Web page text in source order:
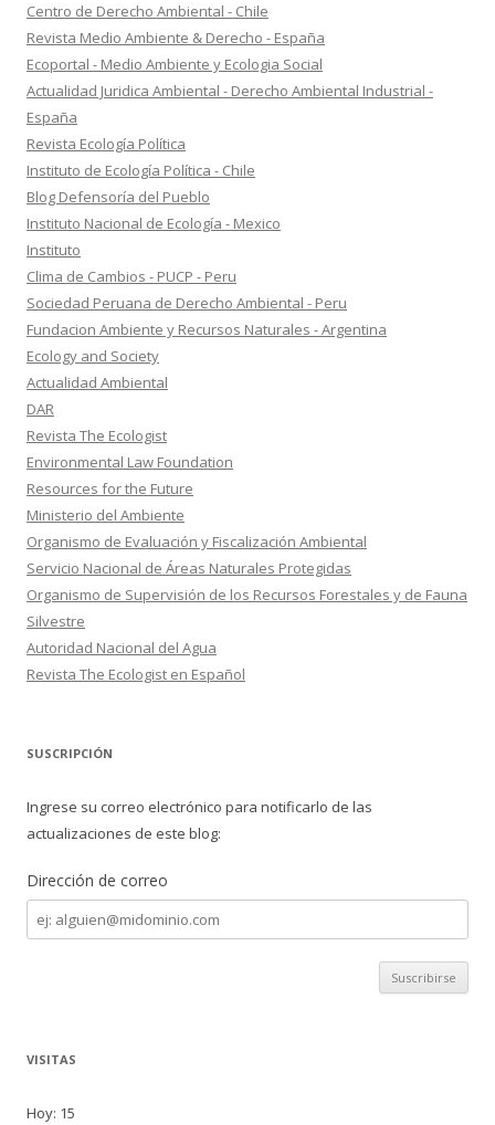
Centro de Derecho Ambiental - Chile
Revista Medio Ambiente & Derecho - España
Ecoportal - Medio Ambiente y Ecologia Social
Actualidad Juridica Ambiental - Derecho Ambiental Industrial -
España
Revista Ecología Política
Instituto de Ecología Política - Chile
Blog Defensoría del Pueblo
Instituto Nacional de Ecología - Mexico
Instituto
Clima de Cambios - PUCP - Peru
Sociedad Peruana de Derecho Ambiental - Peru
Fundacion Ambiente y Recursos Naturales - Argentina
Ecology and Society
Actualidad Ambiental
DAR
Revista The Ecologist
Environmental Law Foundation
Resources for the Future
Ministerio del Ambiente
Organismo de Evaluación y Fiscalización Ambiental
Servicio Nacional de Áreas Naturales Protegidas
Organismo de Supervisión de los Recursos Forestales y de Fauna
Silvestre
Autoridad Nacional del Agua
Revista The Ecologist en Español
SUSCRIPCIÓN
Ingrese su correo electrónico para notificarlo de las
actualizaciones de este blog:
Dirección de correo
Dirección
de
correo
VISITAS
Hoy: 15